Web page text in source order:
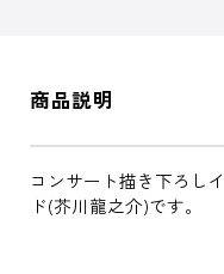
商品説明
コンサート描き下ろし
ド(芥川龍之介)です。